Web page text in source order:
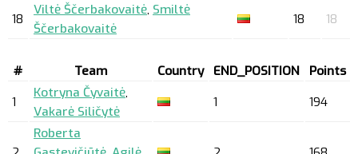
18
Viltė Ščerbakovaitė, Smiltė
Ščerbakovaitė
18 18
# Team Country END_POSITION
Points
1
Kotryna Čyvaitė,
Vakarė Siličytė
1 194
Roberta